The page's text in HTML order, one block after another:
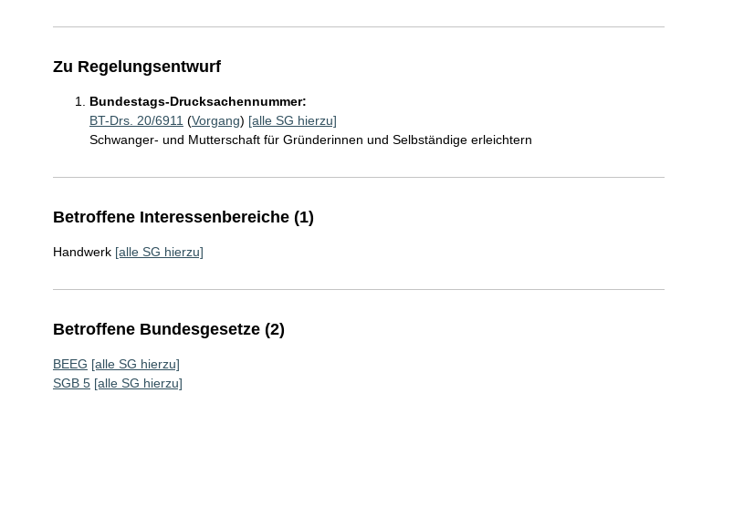
Zu Regelungsentwurf
Bundestags-Drucksachennummer:
BT-Drs. 20/6911 (Vorgang) [alle SG hierzu]
Schwanger- und Mutterschaft für Gründerinnen und Selbständige erleichtern
Betroffene Interessenbereiche (1)
Handwerk [alle SG hierzu]
Betroffene Bundesgesetze (2)
BEEG [alle SG hierzu]
SGB 5 [alle SG hierzu]